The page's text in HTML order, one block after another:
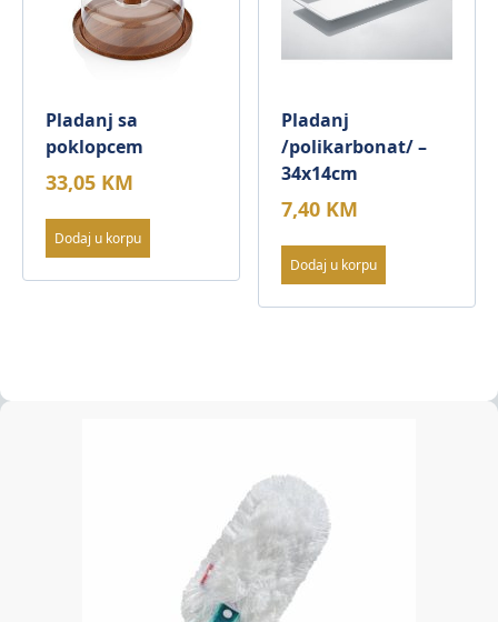
Pladanj sa
poklopcem
33,05 KM
Dodaj u korpu
Pladanj
/polikarbonat/ –
34x14cm
7,40 KM
Dodaj u korpu